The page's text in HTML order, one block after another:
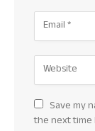
Save my
the next time